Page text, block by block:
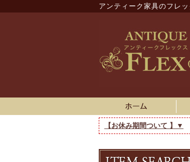
アンティーク家具のフレ
【お休み期間ついて 】▼